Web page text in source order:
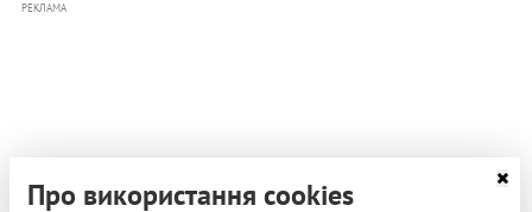
РЕКЛАМА
Про використання cookies